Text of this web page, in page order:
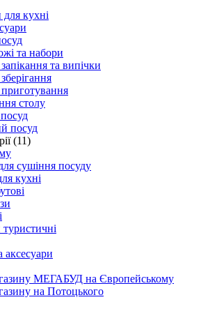
кухні
та набори
та випічки
столу
посуд
(11)
сушіння посуду
кухні
аксесуари
МЕГАБУД на Європейському
на Потоцького